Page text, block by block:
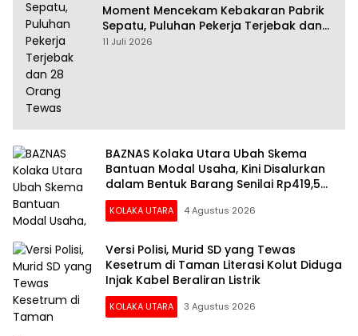
Moment Mencekam Kebakaran Pabrik
Sepatu, Puluhan Pekerja Terjebak dan
28 Orang Tewas
11 Juli 2026
BAZNAS Kolaka Utara Ubah Skema
Bantuan Modal Usaha, Kini Disalurkan
dalam Bentuk Barang Senilai Rp419,5
Juta
KOLAKA UTARA 4 Agustus 2026
Versi Polisi, Murid SD yang Tewas
Kesetrum di Taman Literasi Kolut Diduga
Injak Kabel Beraliran Listrik
KOLAKA UTARA 3 Agustus 2026